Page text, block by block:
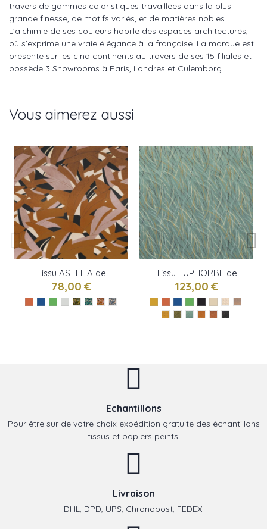
travers de gammes coloristiques travaillées dans la plus
grande finesse, de motifs variés, et de matières nobles.
L’alchimie de ses couleurs habille des espaces architecturés,
où s’exprime une vraie élégance à la française. La marque est
présente sur les cinq continents au travers de ses 15 filiales et
possède 3 Showrooms à Paris, Londres et Culemborg.
Vous aimerez aussi
Tissu ASTELIA de
Casamance
78,00 €
Tissu EUPHORBE de
Casamance
123,00 €
Echantillons
Pour être sur de votre choix expédition gratuite des échantillons
tissus et papiers peints.
Livraison
DHL, DPD, UPS, Chronopost, FEDEX.